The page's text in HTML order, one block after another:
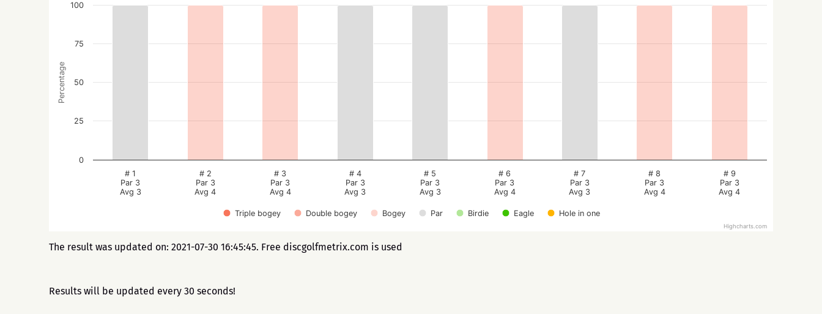
Percentage
Triple bogey Double bogey Bogey Par Birdie Eagle Hole in one
# 1
Par 3
Avg 3
# 2
Par 3
Avg 4
# 3
Par 3
Avg 4
# 4
Par 3
Avg 3
# 5
Par 3
Avg 3
# 6
Par 3
Avg 4
# 7
Par 3
Avg 3
# 8
Par 3
Avg 4
# 9
Par 3
Avg 4
0
25
50
75
100
Highcharts.com
The result was updated on: 2021-07-30 16:45:45. Free discgolfmetrix.com is used
Results will be updated every 30 seconds!